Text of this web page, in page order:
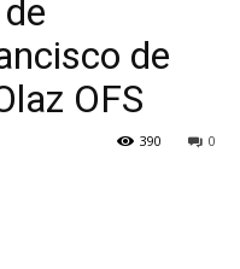
de
OFS
0
390